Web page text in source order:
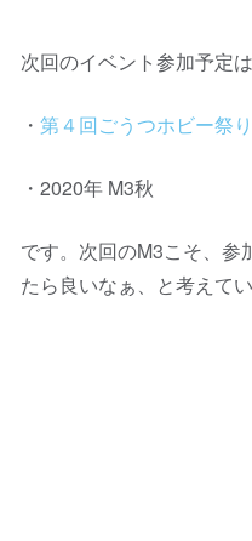
次回のイベント参加予定は
・ 第４回ごうつホビー祭り
・2020年 M3秋
です。次回のM3こそ、参
たら良いなぁ、と考えてい